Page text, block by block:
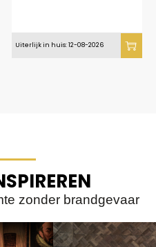
Uiterlijk in huis: 12-08-2026
zonder brandgevaar